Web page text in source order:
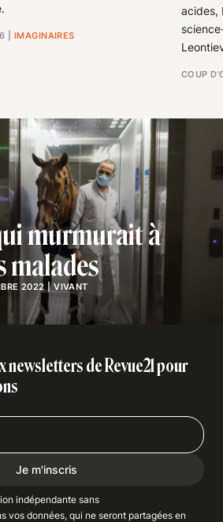
IMAGINAIRES
acides,
COUP
2022 |VIVANT
murmurait à
malades
newsletters de Revue21 pour
Je m'inscris
indépendante sans
vos données, qui ne seront partagées en